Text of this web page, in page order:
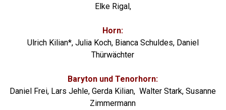
Elke Rigal,
Horn:
Ulrich Kilian*, Julia Koch, Bianca Schuldes, Daniel
Thürwächter
Baryton undTenorhorn:
Daniel Frei, Lars Jehle, Gerda Kilian,Walter Stark, Susanne
Zimmermann